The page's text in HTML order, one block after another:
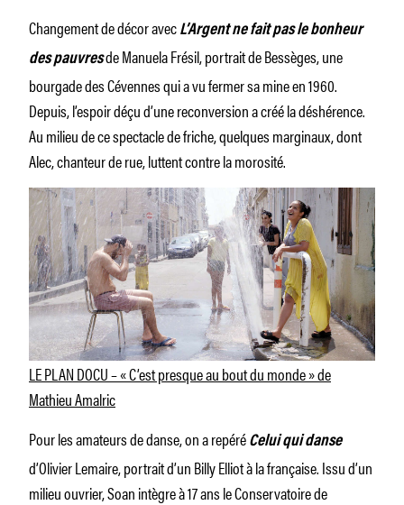
Changement de décor avec L’Argent ne fait pas le bonheur
des pauvresde Manuela Frésil, portrait de Bessèges, une
bourgade des Cévennes qui a vu fermer sa mine en 1960.
Depuis, l’espoir déçu d’une reconversion a créé la déshérence.
Au milieu de ce spectacle de friche, quelques marginaux, dont
Alec, chanteur de rue, luttent contre la morosité.
LE PLAN DOCU – « C’est presque au bout du monde » de
Mathieu Amalric
Pour les amateurs de danse, on a repéré Celui qui danse
d’Olivier Lemaire, portrait d’un Billy Elliot à la française. Issu d’un
milieu ouvrier, Soan intègre à 17 ans le Conservatoire de